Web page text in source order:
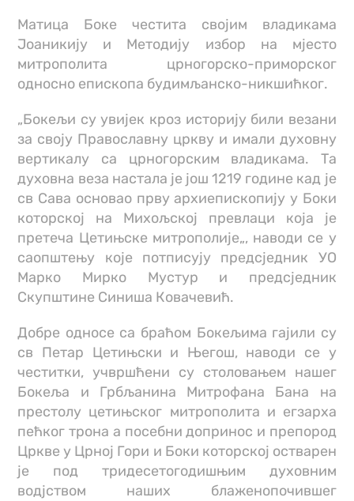
Матица Боке честита својим владикама
Јоаникију и Методију избор на мјесто
митрополита црногорско-приморског
односно епископа будимљанско-никшићког.
„Бокељи су увијек кроз историју били везани
за своју Православну цркву и имали духовну
вертикалу са црногорским владикама. Та
духовна веза настала је још 1219 године кад је
св Сава основао прву архиепископију у Боки
которској на Михољској превлаци која је
претеча Цетињске митрополије„, наводи се у
саопштењу које потписују предсједник УО
Марко Мирко Мустур и предсједник
Скупштине Синиша Ковачевић.
Добре односе са браћом Бокељима гајили су
св Петар Цетињски и Његош, наводи се у
честитки, учвршћени су столовањем нашег
Бокеља и Грбљанина Митрофана Бана на
престолу цетињског митрополита и егзарха
пећког трона а посебни допринос и препород
Цркве у Црној Гори и Боки которској остварен
је под тридесетогодишњим духовним
водјством наших блаженопочившег